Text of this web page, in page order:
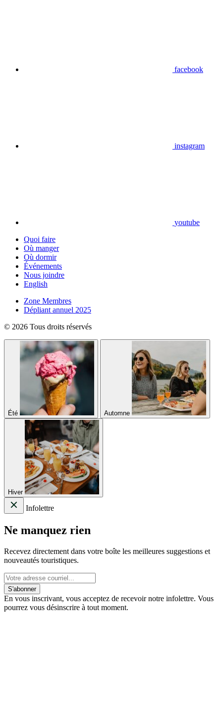
facebook
instagram
youtube
Quoi faire
Où manger
Où dormir
Événements
Nous joindre
English
Zone Membres
Dépliant annuel 2025
© 2026 Tous droits réservés
Été Automne
Hiver
Infolettre
Ne manquez rien
Recevez directement dans votre boîte les meilleures suggestions et
nouveautés touristiques.
S'abonner
En vous inscrivant, vous acceptez de recevoir notre infolettre. Vous
pourrez vous désinscrire à tout moment.